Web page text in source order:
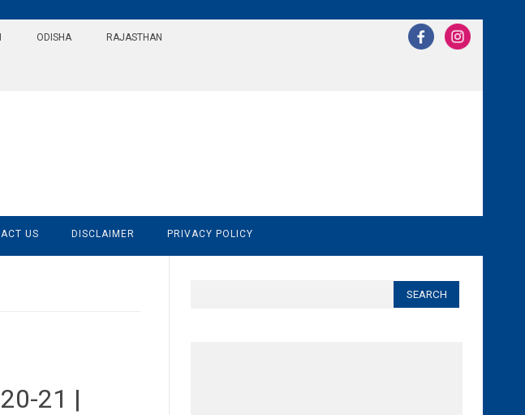
ODISHA RAJASTHAN
US DISCLAIMER PRIVACY POLICY
21 |